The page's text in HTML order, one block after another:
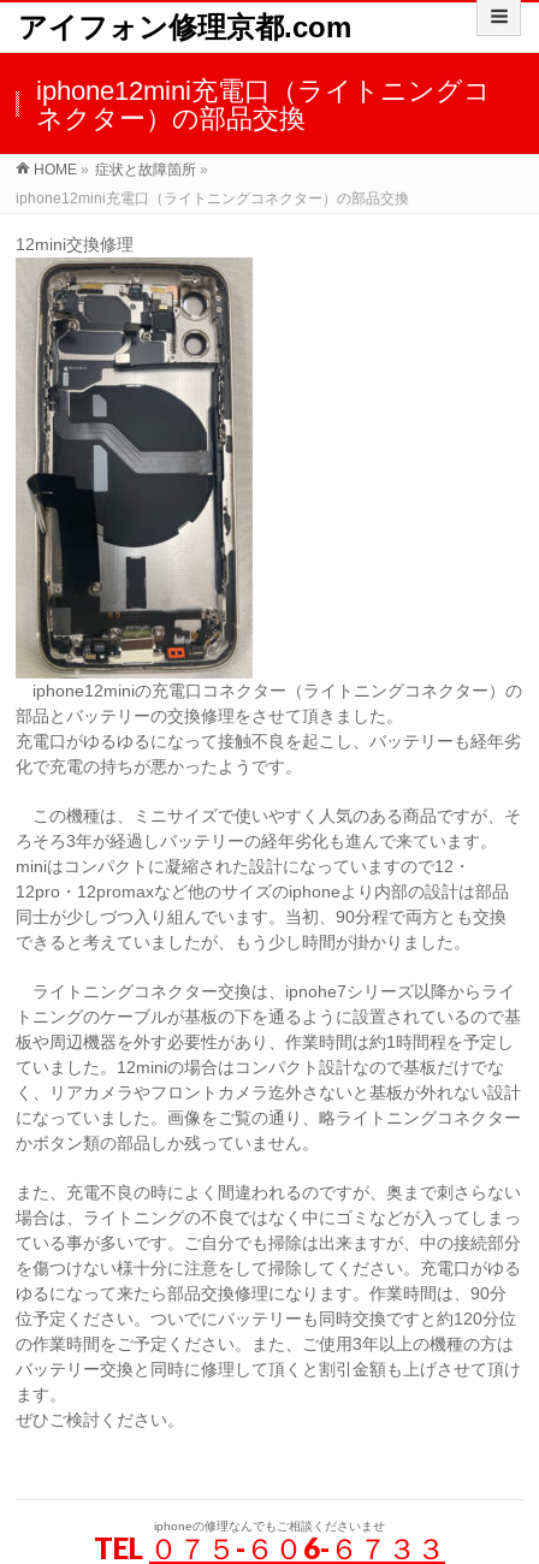
アイフォン修理京都.com
iphone12mini充電口（ライトニングコ
ネクター）の部品交換
HOME » 症状と故障箇所 »
iphone12mini充電口（ライトニングコネクター）の部品交換
12mini交換修理
iphone12miniの充電口コネクター（ライトニングコネクター）の
部品とバッテリーの交換修理をさせて頂きました。
充電口がゆるゆるになって接触不良を起こし、バッテリーも経年劣
化で充電の持ちが悪かったようです。
この機種は、ミニサイズで使いやすく人気のある商品ですが、そ
ろそろ3年が経過しバッテリーの経年劣化も進んで来ています。
miniはコンパクトに凝縮された設計になっていますので12・
12pro・12promaxなど他のサイズのiphoneより内部の設計は部品
同士が少しづつ入り組んでいます。当初、90分程で両方とも交換
できると考えていましたが、もう少し時間が掛かりました。
ライトニングコネクター交換は、ipnohe7シリーズ以降からライ
トニングのケーブルが基板の下を通るように設置されているので基
板や周辺機器を外す必要性があり、作業時間は約1時間程を予定し
ていました。12miniの場合はコンパクト設計なので基板だけでな
く、リアカメラやフロントカメラ迄外さないと基板が外れない設計
になっていました。画像をご覧の通り、略ライトニングコネクター
かボタン類の部品しか残っていません。
また、充電不良の時によく間違われるのですが、奥まで刺さらない
場合は、ライトニングの不良ではなく中にゴミなどが入ってしまっ
ている事が多いです。ご自分でも掃除は出来ますが、中の接続部分
を傷つけない様十分に注意をして掃除してください。充電口がゆる
ゆるになって来たら部品交換修理になります。作業時間は、90分
位予定ください。ついでにバッテリーも同時交換ですと約120分位
の作業時間をご予定ください。また、ご使用3年以上の機種の方は
バッテリー交換と同時に修理して頂くと割引金額も上げさせて頂け
ます。
ぜひご検討ください。
iphoneの修理なんでもご相談くださいませ
TEL ０７５-６０6-６７３３